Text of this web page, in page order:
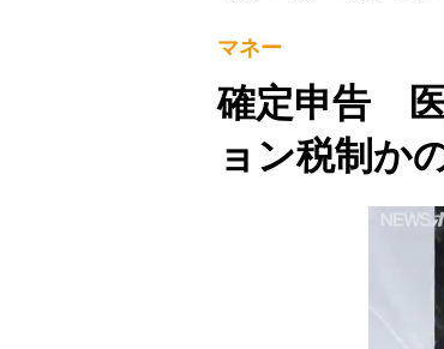
マネー
確定申告 医
ョン税制か